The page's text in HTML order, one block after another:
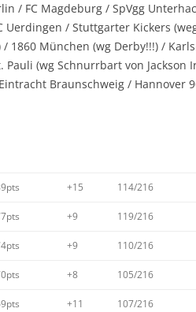
/ FC Magdeburg / SpVgg
/ Stuttgarter Kickers
München (wg Derby!!!) /
(wg Schnurrbart von Jackson
Braunschweig / Hannover
+15 114/216
+9 119/216
+9 110/216
+8 105/216
+11 107/216